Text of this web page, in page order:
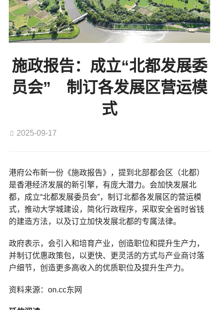
施政报告：成立“北都发展委
员会” 制订各发展区营运模
式
2025-09-17
港府公布新一份《施政报告》，提到北部都会区（北都）
是香港经济发展的新引擎，有庞大潜力。会加快发展北
都，成立“北都发展委员会”，制订北都各发展区的营运模
式，推动大学城建设，简化行政程序，采取安全省时省钱
的建造方法，以及订立加快发展北都的专属法律。
政府表示，会引入和培育产业，创造职位和提升生产力，
并制订优惠政策包，以更快、更灵活的方式与产业商讨落
户细节，创造更多高收入的优质职位及提升生产力。
资料来源：on.cc东网